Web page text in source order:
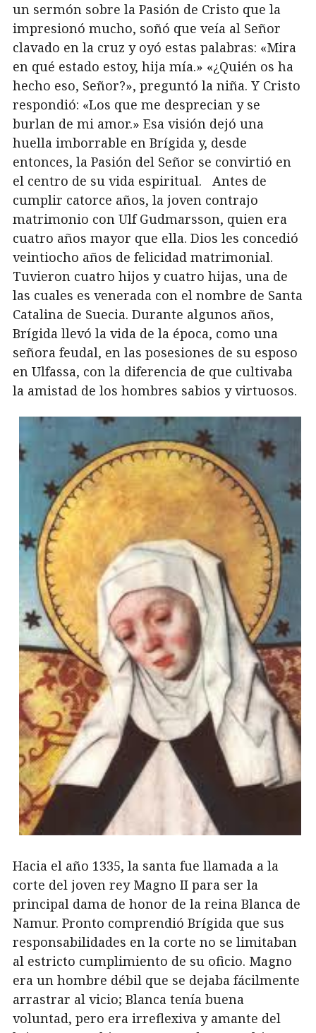
un sermón sobre la Pasión de Cristo que la
impresionó mucho, soñó que veía al Señor
clavado en la cruz y oyó estas palabras: «Mira
en qué estado estoy, hija mía.» «¿Quién os ha
hecho eso, Señor?», preguntó la niña. Y Cristo
respondió: «Los que me desprecian y se
burlan de mi amor.» Esa visión dejó una
huella imborrable en Brígida y, desde
entonces, la Pasión del Señor se convirtió en
el centro de su vida espiritual. Antes de
cumplir catorce años, la joven contrajo
matrimonio con Ulf Gudmarsson, quien era
cuatro años mayor que ella. Dios les concedió
veintiocho años de felicidad matrimonial.
Tuvieron cuatro hijos y cuatro hijas, una de
las cuales es venerada con el nombre de Santa
Catalina de Suecia. Durante algunos años,
Brígida llevó la vida de la época, como una
señora feudal, en las posesiones de su esposo
en Ulfassa, con la diferencia de que cultivaba
la amistad de los hombres sabios y virtuosos.
Hacia el año 1335, la santa fue llamada a la
corte del joven rey Magno II para ser la
principal dama de honor de la reina Blanca de
Namur. Pronto comprendió Brígida que sus
responsabilidades en la corte no se limitaban
al estricto cumplimiento de su oficio. Magno
era un hombre débil que se dejaba fácilmente
arrastrar al vicio; Blanca tenía buena
voluntad, pero era irreflexiva y amante del